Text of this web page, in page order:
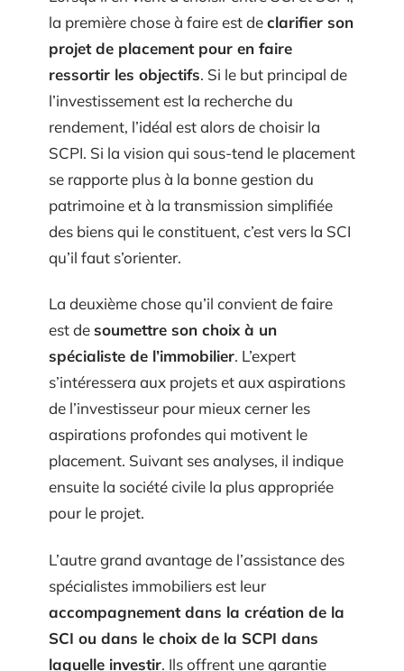
la première chose à faire est declarifier son
projet de placement pour en faire
ressortir les objectifs. Si le but principal de
l’investissement est la recherche du
rendement, l’idéal est alors de choisir la
SCPI. Si la vision qui sous-tend le placement
se rapporte plus à la bonne gestion du
patrimoine et à la transmission simplifiée
des biens qui le constituent, c’est vers la SCI
qu’il faut s’orienter.
La deuxième chose qu’il convient de faire
est desoumettre son choix à un
spécialiste de l’immobilier. L’expert
s’intéressera aux projets et aux aspirations
de l’investisseur pour mieux cerner les
aspirations profondes qui motivent le
placement. Suivant ses analyses, il indique
ensuite la société civile la plus appropriée
pour le projet.
L’autre grand avantage de l’assistance des
spécialistes immobiliers est leur
accompagnement dans la création de la
SCI ou dans le choix de la SCPI dans
laquelle investir. Ils offrent une garantie